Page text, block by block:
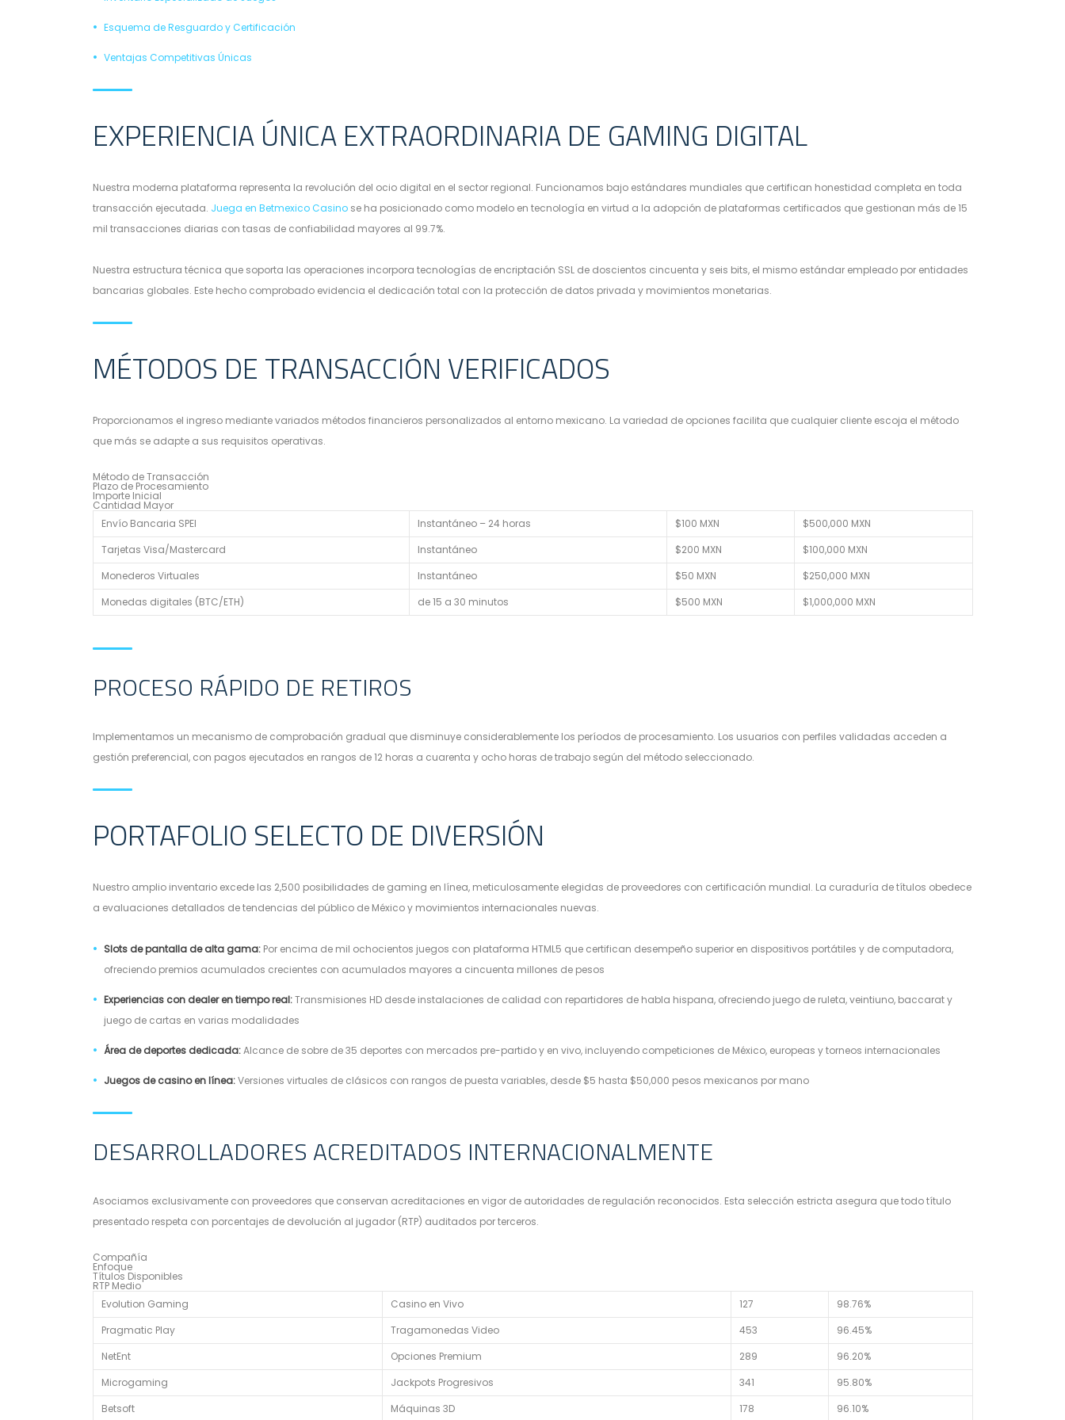
Esquema de Resguardo y Certificación
Ventajas Competitivas Únicas
EXPERIENCIA ÚNICA EXTRAORDINARIA DE GAMING DIGITAL
Nuestra moderna plataforma representa la revolución del ocio digital en el sector regional. Funcionamos bajo estándares mundiales que certifican honestidad completa en toda
transacción ejecutada. Juega en Betmexico Casino se ha posicionado como modelo en tecnología en virtud a la adopción de plataformas certificados que gestionan más de 15
mil transacciones diarias con tasas de confiabilidad mayores al 99.7%.
Nuestra estructura técnica que soporta las operaciones incorpora tecnologías de encriptación SSL de doscientos cincuenta y seis bits, el mismo estándar empleado por entidades
bancarias globales. Este hecho comprobado evidencia el dedicación total con la protección de datos privada y movimientos monetarias.
MÉTODOS DE TRANSACCIÓN VERIFICADOS
Proporcionamos el ingreso mediante variados métodos financieros personalizados al entorno mexicano. La variedad de opciones facilita que cualquier cliente escoja el método
que más se adapte a sus requisitos operativas.
Método de Transacción
Plazo de Procesamiento
Importe Inicial
Cantidad Mayor
Envío Bancaria SPEI
Instantáneo – 24 horas $100 MXN
$500,000 MXN
Tarjetas Visa/Mastercard
Instantáneo $200 MXN
$100,000 MXN
Monederos Virtuales
Instantáneo $50 MXN
$250,000 MXN
Monedas digitales (BTC/ETH)
de 15 a 30 minutos $500 MXN $1,000,000 MXN
PROCESO RÁPIDO DE RETIROS
Implementamos un mecanismo de comprobación gradual que disminuye considerablemente los períodos de procesamiento. Los usuarios con perfiles validadas acceden a
gestión preferencial, con pagos ejecutados en rangos de 12 horas a cuarenta y ocho horas de trabajo según del método seleccionado.
PORTAFOLIO SELECTO DE DIVERSIÓN
Nuestro amplio inventario excede las 2,500 posibilidades de gaming en línea, meticulosamente elegidas de proveedores con certificación mundial. La curaduría de títulos obedece
a evaluaciones detallados de tendencias del público de México y movimientos internacionales nuevas.
Slots de pantalla de alta gama: Por encima de mil ochocientos juegos con plataforma HTML5 que certifican desempeño superior en dispositivos portátiles y de computadora,
ofreciendo premios acumulados crecientes con acumulados mayores a cincuenta millones de pesos
Experiencias con dealer en tiempo real:Transmisiones HD desde instalaciones de calidad con repartidores de habla hispana, ofreciendo juego de ruleta, veintiuno, baccarat y
juego de cartas en varias modalidades
Área de deportes dedicada:Alcance de sobre de 35 deportes con mercados pre-partido y en vivo, incluyendo competiciones de México, europeas y torneos internacionales
Juegos de casino en línea:Versiones virtuales de clásicos con rangos de puesta variables, desde $5 hasta $50,000 pesos mexicanos por mano
DESARROLLADORES ACREDITADOS INTERNACIONALMENTE
Asociamos exclusivamente con proveedores que conservan acreditaciones en vigor de autoridades de regulación reconocidos. Esta selección estricta asegura que todo título
presentado respeta con porcentajes de devolución al jugador (RTP) auditados por terceros.
Compañía
Enfoque
Títulos Disponibles
RTP Medio
Evolution Gaming
Casino en Vivo 127
98.76%
Pragmatic Play
Tragamonedas Video 453
96.45%
NetEnt
Opciones Premium 289
96.20%
Microgaming
Jackpots Progresivos 341
95.80%
Betsoft
Máquinas 3D 178 96.10%